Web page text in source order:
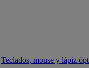
Teclados, mouse y lápiz